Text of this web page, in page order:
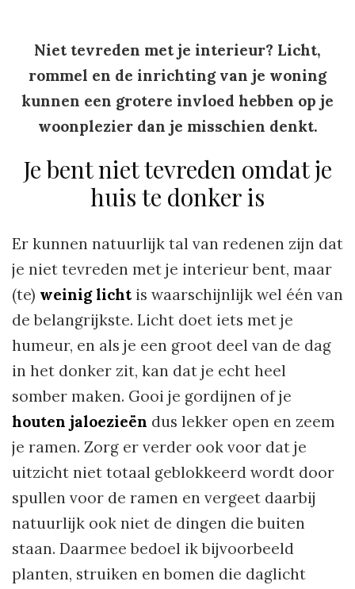
Niet tevreden met je interieur? Licht,
rommel en de inrichting van je woning
kunnen een grotere invloed hebben op je
woonplezier dan je misschien denkt.
Je bent niet tevreden omdat je
huis te donker is
Er kunnen natuurlijk tal van redenen zijn dat
je niet tevreden met je interieur bent, maar
(te) weinig lichtis waarschijnlijk wel één van
de belangrijkste. Licht doet iets met je
humeur, en als je een groot deel van de dag
in het donker zit, kan dat je echt heel
somber maken. Gooi je gordijnen of je
houten jaloezieën dus lekker open en zeem
je ramen. Zorg er verder ook voor dat je
uitzicht niet totaal geblokkeerd wordt door
spullen voor de ramen en vergeet daarbij
natuurlijk ook niet de dingen die buiten
staan. Daarmee bedoel ik bijvoorbeeld
planten, struiken en bomen die daglicht